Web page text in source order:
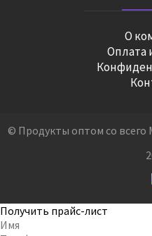
О
Оплата
© Продукты оптом со
Получить прайс-лист